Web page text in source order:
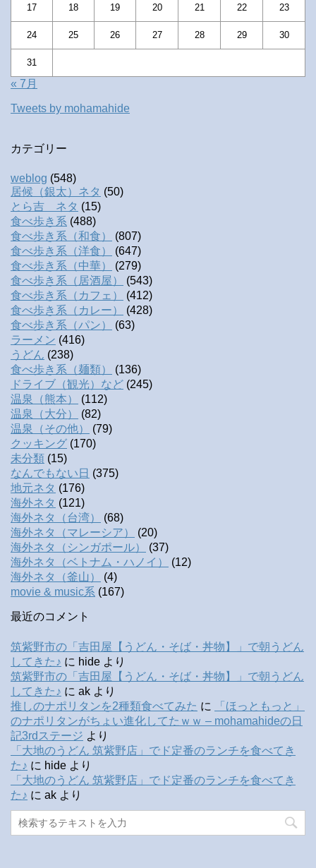
17 18 19 20 21 22 23
24 25 26 27 28 29 30
31
« 7月
Tweets by mohamahide
カテゴリー
weblog (548)
居候（銀太）ネタ (50)
とら吉 ネタ (15)
食べ歩き系 (488)
食べ歩き系（和食）
(807)
食べ歩き系（洋食）
(647)
食べ歩き系（中華）
(279)
食べ歩き系（居酒屋）
(543)
食べ歩き系（カフェ）
(412)
食べ歩き系（カレー）
(428)
食べ歩き系（パン）
(63)
ラーメン (416)
うどん (238)
食べ歩き系（麺類）
(136)
ドライブ（観光）など (245)
温泉（熊本）
(112)
温泉（大分）
(82)
温泉（その他）
(79)
クッキング (170)
未分類 (15)
なんでもない日 (375)
地元ネタ (176)
海外ネタ (121)
海外ネタ（台湾）
(68)
海外ネタ（マレーシア）
(20)
海外ネタ（シンガポール）
(37)
海外ネタ（ベトナム・ハノイ）
(12)
海外ネタ（釜山）
(4)
movie & music系 (167)
最近のコメント
筑紫野市の「吉田屋【うどん・そば・丼物】」で朝うどん
してきた♪ に hide より
筑紫野市の「吉田屋【うどん・そば・丼物】」で朝うどん
してきた♪ に ak より
推しのナポリタンを2種類食べてみた に
「ほっともっと」
のナポリタンがちょい進化してたｗｗ – mohamahideの日
記3rdステージ より
「大地のうどん 筑紫野店」でド定番のランチを食べてき
た♪ に hide より
「大地のうどん 筑紫野店」でド定番のランチを食べてき
た♪ に ak より